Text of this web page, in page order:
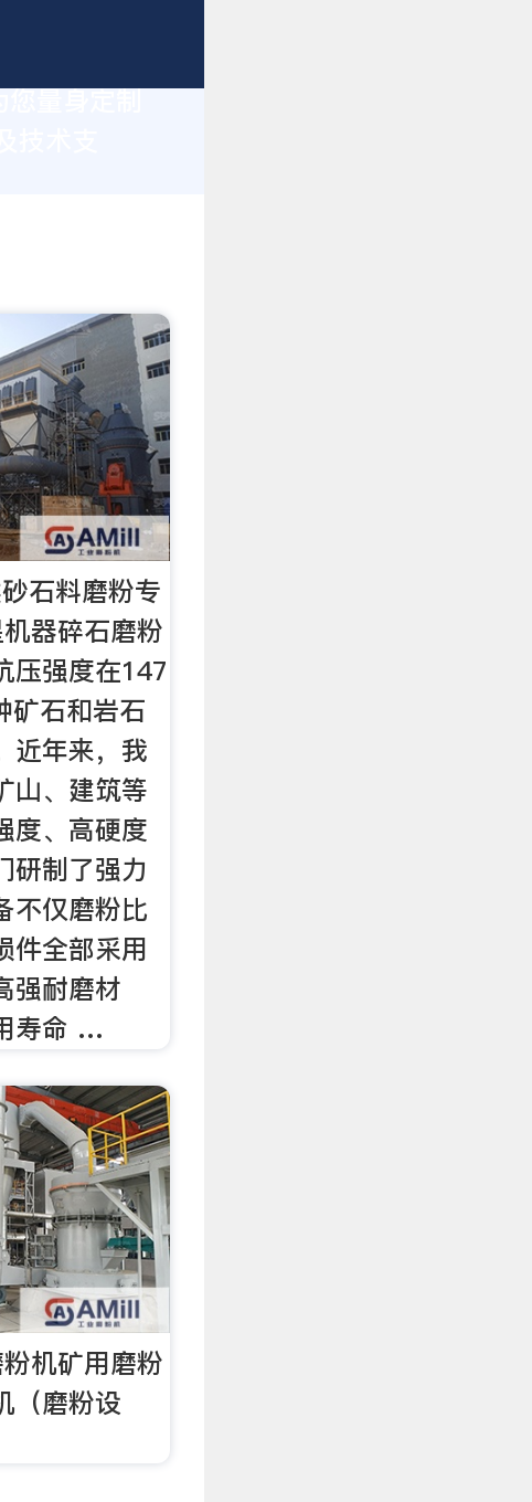
术支
石料磨粉专
器碎石磨粉
压强度在147
矿石和岩石
近年来，我
山、建筑等
度、高硬度
研制了强力
不仅磨粉比
件全部采用
强耐磨材
寿命 …
机矿用磨粉
（磨粉设